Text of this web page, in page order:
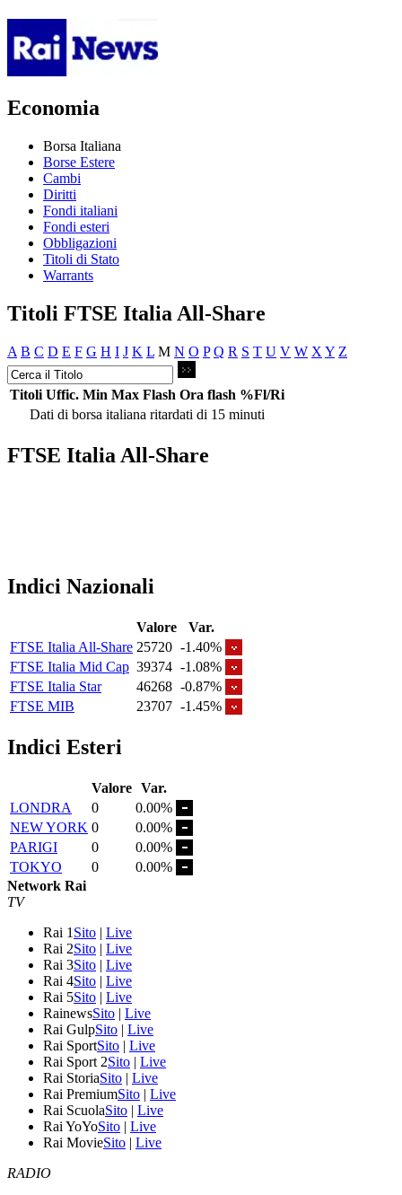
Economia
Borsa Italiana
Borse Estere
Cambi
Diritti
Fondi italiani
Fondi esteri
Obbligazioni
Titoli di Stato
Warrants
Titoli FTSE Italia All-Share
A B C D E F G H I J K L M N O P Q R S T U V W X Y Z
Titoli Uffic. Min Max Flash Ora flash %Fl/Ri
Dati di borsa italiana ritardati di 15 minuti
FTSE Italia All-Share
Indici Nazionali
Valore
Var.
FTSE Italia All-Share 25720 -1.40%
FTSE Italia Mid Cap 39374 -1.08%
FTSE Italia Star
46268 -0.87%
FTSE MIB
23707 -1.45%
Indici Esteri
Valore Var.
LONDRA
0
0.00%
NEW YORK 0
0.00%
PARIGI
0
0.00%
TOKYO
0
0.00%
Network Rai
TV
Rai 1 Sito | Live
Rai 2Sito | Live
Rai 3Sito | Live
Rai 4Sito | Live
Rai 5Sito | Live
RainewsSito | Live
Rai GulpSito | Live
Rai SportSito | Live
Rai Sport 2Sito | Live
Rai StoriaSito | Live
Rai PremiumSito | Live
Rai ScuolaSito | Live
Rai YoYoSito | Live
Rai MovieSito | Live
RADIO